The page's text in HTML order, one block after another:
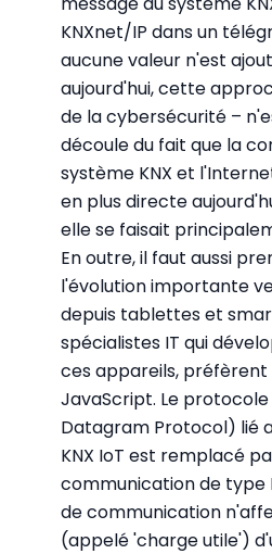
KNXnet/IP dans un
aucune valeur n'est
aujourd'hui, cette
de la cybersécurité –
découle du fait que la
système KNX et
en plus directe
elle se faisait
En outre, il faut aussi
l'évolution importante
depuis tablettes et
spécialistes IT qui
ces appareils, préfèrent
JavaScript. Le protocole
Datagram Protocol) lié
KNX IoT est remplacé
communication de type
de communication
(appelé 'charge utile')